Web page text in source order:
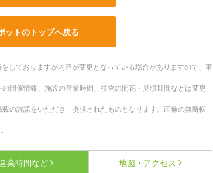
ットのトップへ戻る
しておりますが内容が変更となっている場合がありますので、事
開催情報、施設の営業時間、植物の開花・見頃期間などは変更
の許諾をいただき、提供されたものとなります。画像の無断転
業時間など 地図・アクセス